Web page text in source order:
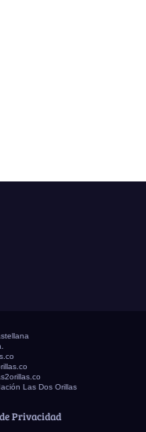
Las Dos Orillas
Privacidad